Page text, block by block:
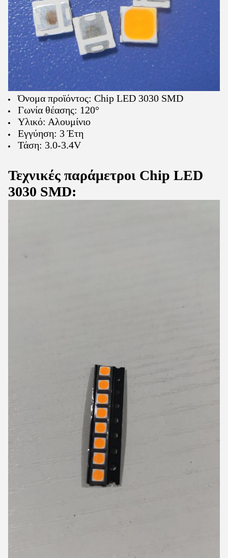
Όνομα προϊόντος: Chip LED 3030 SMD
Γωνία θέασης: 120°
Υλικό: Αλουμίνιο
Εγγύηση: 3 Έτη
Τάση: 3.0-3.4V
​Τεχνικές παράμετροι Chip LED
3030 SMD: